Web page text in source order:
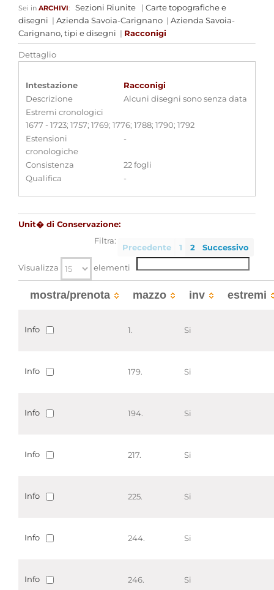
Sei in ARCHIVI: Sezioni Riunite | Carte topografiche e
disegni | Azienda Savoia-Carignano | Azienda Savoia-
Carignano, tipi e disegni | Racconigi
Dettaglio
Intestazione
Racconigi
Descrizione
Alcuni disegni sono senza data
Estremi cronologici
1677 - 1723; 1757; 1769; 1776; 1788; 1790; 1792
Estensioni
cronologiche
-
Consistenza
22 fogli
Qualifica
-
Unit� di Conservazione:
Precedente 1 2 Successivo
Visualizza elementi
Filtra:
mostra/prenota mazzo inv estremi
Info 1. Si
Info 179. Si
Info 194. Si
Info 217. Si
Info 225. Si
Info 244. Si
Info 246. Si